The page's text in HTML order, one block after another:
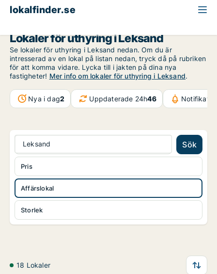
lokalfinder.se
Lokaler för uthyring i Leksand
Se lokaler för uthyring i Leksand nedan. Om du är
intresserad av en lokal på listan nedan, tryck då på rubriken
för att komma vidare. Lycka till i jakten på dina nya
fastigheter! Mer info om lokaler för uthyring i Leksand.
Nya i dag2 Uppdaterade 24h46
Leksand Sök
Affärslokal
Storlek
Pris
18 Lokaler